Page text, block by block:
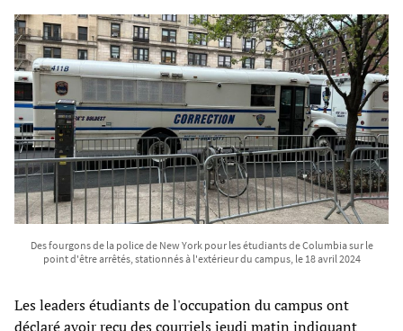
Des fourgons de la police de New York pour les étudiants de Columbia sur le
point d'être arrêtés, stationnés à l'extérieur du campus, le 18 avril 2024
Les leaders étudiants de l'occupation du campus ont
déclaré avoir reçu des courriels jeudi matin indiquant